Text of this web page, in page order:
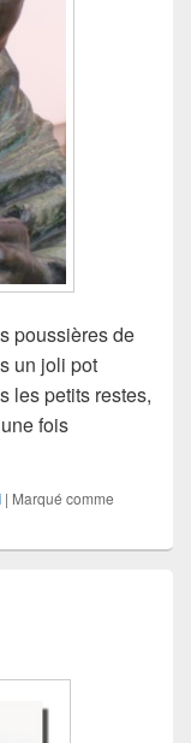
poussières de
un joli pot
les petits restes,
fois
de tout
| Marqué comme